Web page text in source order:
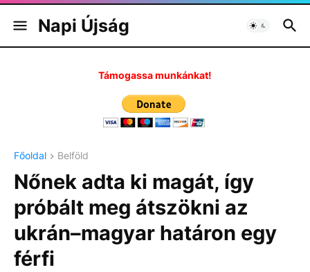
Napi Újság
Támogassa munkánkat!
Főoldal Belföld
Nőnek adta ki magát, így
próbált meg átszökni az
ukrán–magyar határon egy
férfi